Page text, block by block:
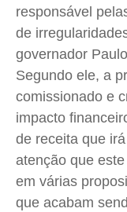
Anuncie
Quem Somos
Expediente
Contato
Termos de Uso
Anuncie
Quem Somos
Expediente
Contato
Termos de Uso
Anuncie
Quem Somos
Expediente
Contato
Termos de Uso
Anuncie
Quem Somos
Expediente
Contato
Termos de Uso
responsável
de
governador
Segundo ele, a
comissionado e
impacto
de receita que
atenção que
em várias
que acabam